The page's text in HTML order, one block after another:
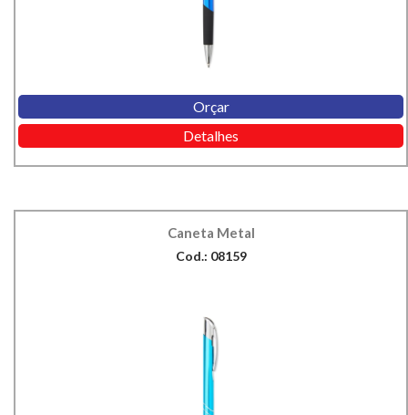
Orçar
Detalhes
Caneta Metal
Cod.: 08159